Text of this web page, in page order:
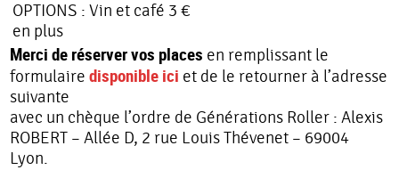
OPTIONS : Vin et café 3 €
en plus
Merci de réserver vos places en remplissant le
formulairedisponible ici et de le retourner à l’adresse
suivante
avec un chèque l’ordre de Générations Roller : Alexis
ROBERT – Allée D, 2 rue Louis Thévenet – 69004
Lyon.